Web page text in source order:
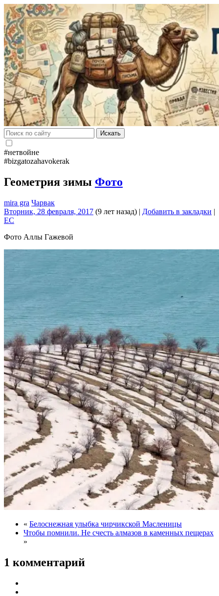
Искать
#нетвойне
#bizgatozahavokerak
Геометрия зимы Фото
mira gra Чарвак
Вторник, 28 февраля, 2017 (9 лет назад) | Добавить в закладки |
EC
Фото Аллы Гажевой
« Белоснежная улыбка чирчикской Масленицы
Чтобы помнили. Не счесть алмазов в каменных пещерах
»
1 комментарий